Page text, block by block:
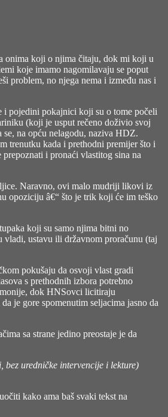
onima koji o njima čitaju, dok mi koji u
koje imamo nagomilavaju se poput
problem, no njega nema i između nas i
i pojedini pokajnici koji su o tome počeli
(koji je usput rečeno doživio svoj
na opću nelagodu, naziva HDZ.
trenutku kada i prethodni premijer što i
i pronaći vlastitog sina na
Naravno, ovi malo mudriji likovi iz
opoziciju â€“ što je trik koji će im teško
koji su samo njima bitni no
vladi, ustavu ili državnom proračunu (taj
pokušaju da osvoji vlast gradi
s prethodnih izbora potrebno
dok HNSovci licitiraju
je gore spomenutim seljacima jasno da
sa strane jedino preostaje je da
uredničke intervencije i lekture)
kako ama baš svaki tekst na